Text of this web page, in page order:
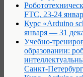
FTC, 23-24
Курс «Arduino
января — 31
Учебно-
образовании:
Санкт-Петербург